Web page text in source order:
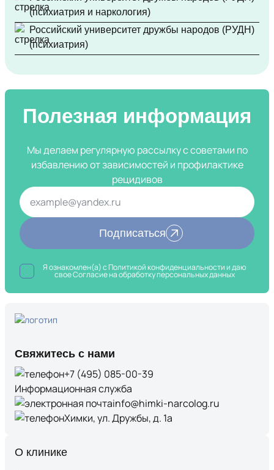
(психиатрия и наркология)
Российский университет дружбы народов (РУДН)
(психиатрия)
Полезная информация
Мы делаем регулярную рассылку с советами по
избавлению от зависимостей и профилактике
рецидивов
Подписаться
Я ознакомлен(а) сПолитикой конфиденциальностии даю
свое Согласие на обработкуперсональных данных
Свяжитесь с нами
+7 (495) 085-00-39
Информационная служба
info@himki-narcolog.ru
Химки, ул. Дружбы, д. 1а
О клинике